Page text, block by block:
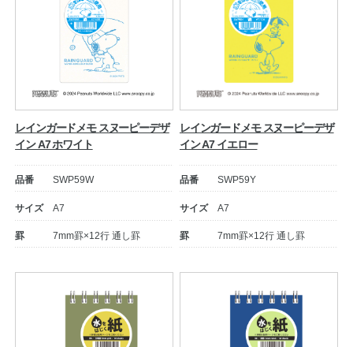
レインガードメモ スヌーピーデザ
イン A7 ホワイト
品番 SWP59W
サイズ A7
罫 7mm罫×12行 通し罫
レインガードメモ スヌーピーデザ
イン A7 イエロー
品番 SWP59Y
サイズ A7
罫 7mm罫×12行 通し罫